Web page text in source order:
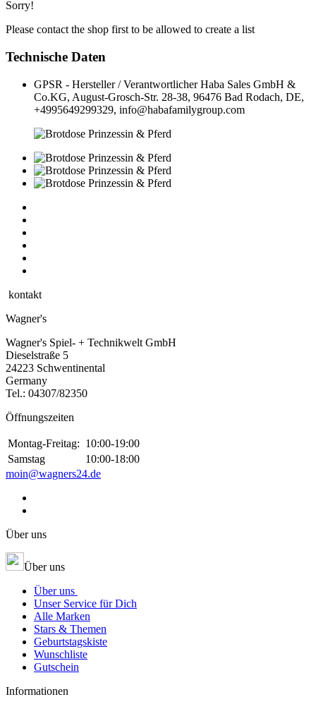
Sorry!
Please contact the shop first to be allowed to create a list
Technische Daten
GPSR - Hersteller / Verantwortlicher Haba Sales GmbH &
Co.KG, August-Grosch-Str. 28-38, 96476 Bad Rodach, DE,
+4995649299329, info@habafamilygroup.com
kontakt
Wagner's
Wagner's Spiel- + Technikwelt GmbH
Dieselstraße 5
24223 Schwentinental
Germany
Tel.: 04307/82350
Öffnungszeiten
Montag-Freitag: 10:00-19:00
Samstag
10:00-18:00
moin@wagners24.de
Über uns
Über uns
Über uns
Unser Service für Dich
Alle Marken
Stars & Themen
Geburtstagskiste
Wunschliste
Gutschein
Informationen